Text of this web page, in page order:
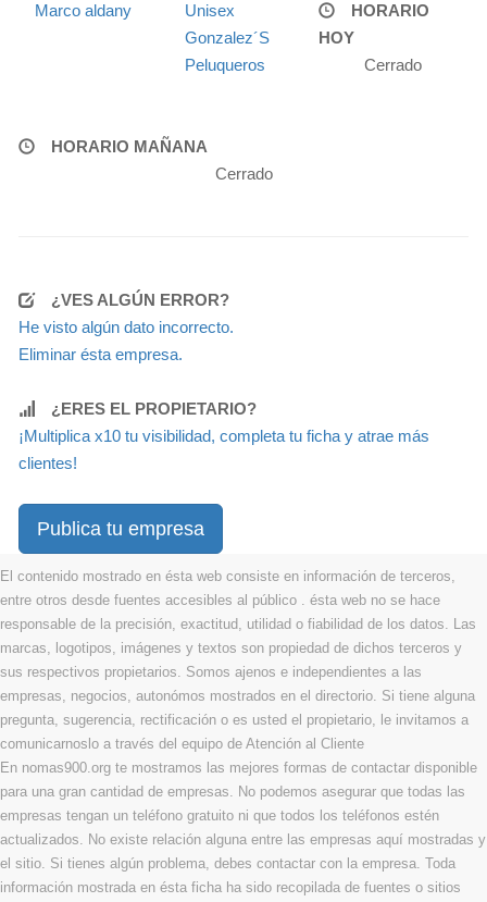
Marco aldany
Unisex
Gonzalez´S
Peluqueros
HORARIO
HOY
Cerrado
HORARIO MAÑANA
Cerrado
¿VES ALGÚN ERROR?
He visto algún dato incorrecto.
Eliminar ésta empresa.
¿ERES EL PROPIETARIO?
¡Multiplica x10 tu visibilidad, completa tu ficha y atrae más
clientes!
Publica tu empresa
El contenido mostrado en ésta web consiste en información de terceros,
entre otros desde fuentes accesibles al público . ésta web no se hace
responsable de la precisión, exactitud, utilidad o fiabilidad de los datos. Las
marcas, logotipos, imágenes y textos son propiedad de dichos terceros y
sus respectivos propietarios. Somos ajenos e independientes a las
empresas, negocios, autonómos mostrados en el directorio. Si tiene alguna
pregunta, sugerencia, rectificación o es usted el propietario, le invitamos a
comunicarnoslo a través del equipo de Atención al Cliente
En nomas900.org te mostramos las mejores formas de contactar disponible
para una gran cantidad de empresas. No podemos asegurar que todas las
empresas tengan un teléfono gratuito ni que todos los teléfonos estén
actualizados. No existe relación alguna entre las empresas aquí mostradas y
el sitio. Si tienes algún problema, debes contactar con la empresa. Toda
información mostrada en ésta ficha ha sido recopilada de fuentes o sitios